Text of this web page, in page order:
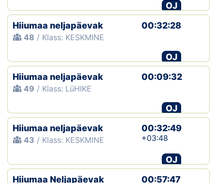
OJ
Hiiumaa neljapäevak
48 / Klass: KESKMINE
00:32:28
OJ
Hiiumaa neljapäevak
49 / Klass: LüHIKE
00:09:32
OJ
Hiiumaa neljapäevak
43 / Klass: KESKMINE
00:32:49
+03:48
OJ
Hiiumaa Neljapäevak
00:57:47